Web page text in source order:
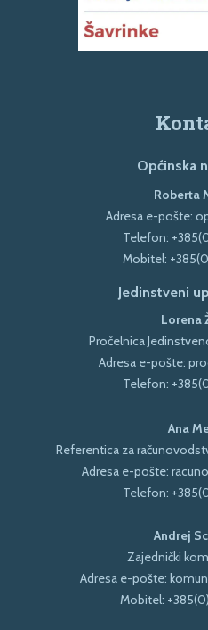
Općinska
Roberta
Adresa e-pošte:
Telefon:
Mobitel:
Jedinstveni
Lorena
Pročelnica
Adresa e-pošte:
Telefon:
Ana
Referentica za
Adresa e-pošte:
Telefon:
Andrej
Zajednički
Adresa e-pošte:
Mobitel: